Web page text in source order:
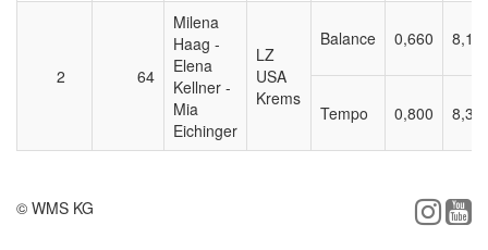
2 64
Milena
Haag -
Elena
Kellner -
Mia
Eichinger
LZ
USA
Krems
Balance 0,660
Tempo 0,800
© WMS KG